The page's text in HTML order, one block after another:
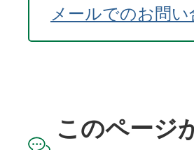
メールでのお問い
このページ